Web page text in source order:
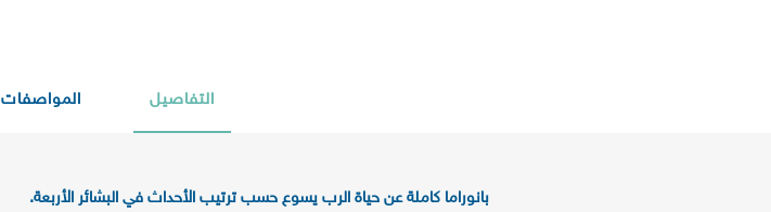
التفاصيل المواصفات
بانوراما كاملة عن حياة الرب يسوع حسب ترتيب الأحداث في البشائر الأربعة.